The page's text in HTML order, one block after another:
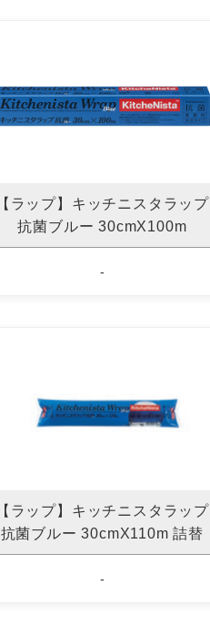
【ラップ】キッチニスタラップ
抗菌ブルー 30cmX100m
-
【ラップ】キッチニスタラップ
抗菌ブルー 30cmX110m 詰替
-